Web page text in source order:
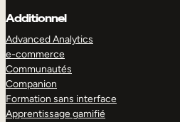
Additionnel
Advanced Analytics
e-commerce
Communautés
Companion
Formation sans interface
Apprentissage gamifié